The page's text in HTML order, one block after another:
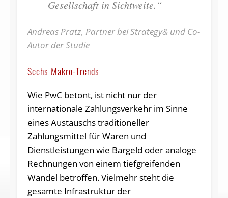
Gesellschaft in Sichtweite.“
Andreas Pratz, Partner bei Strategy& und Co-
Autor der Studie
Sechs Makro-Trends
Wie PwC betont, ist nicht nur der
internationale Zahlungsverkehr im Sinne
eines Austauschs traditioneller
Zahlungsmittel für Waren und
Dienstleistungen wie Bargeld oder analoge
Rechnungen von einem tiefgreifenden
Wandel betroffen. Vielmehr steht die
gesamte Infrastruktur der